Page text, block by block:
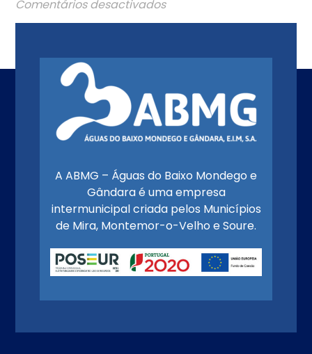
Comentários desactivados
A ABMG – Águas do Baixo Mondego e
Gândara é uma empresa
intermunicipal criada pelos Municípios
de Mira, Montemor-o-Velho e Soure.